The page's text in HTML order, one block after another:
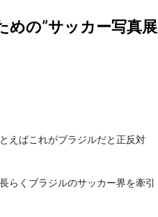
めの”サッカー写真展
えばこれがブラジルだと正反対
らくブラジルのサッカー界を牽引